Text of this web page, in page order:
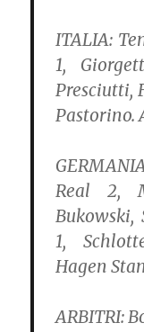
ITALIA:
1,
Presciutti,
Pastorino.
Real 2,
Bukowski,
1,
Hagen
ARBITRI: